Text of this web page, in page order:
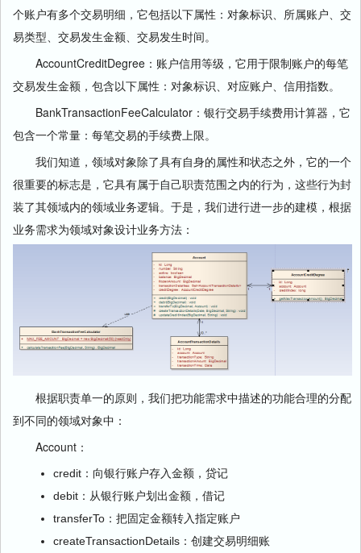
个账户有多个交易明细，它包括以下属性：对象标识、所属账户、交
易类型、交易发生金额、交易发生时间。
AccountCreditDegree：账户信用等级，它用于限制账户的每笔
交易发生金额，包含以下属性：对象标识、对应账户、信用指数。
BankTransactionFeeCalculator：银行交易手续费用计算器，它
包含一个常量：每笔交易的手续费上限。
我们知道，领域对象除了具有自身的属性和状态之外，它的一个
很重要的标志是，它具有属于自己职责范围之内的行为，这些行为封
装了其领域内的领域业务逻辑。于是，我们进行进一步的建模，根据
业务需求为领域对象设计业务方法：
根据职责单一的原则，我们把功能需求中描述的功能合理的分配
到不同的领域对象中：
Account：
credit：向银行账户存入金额，贷记
debit：从银行账户划出金额，借记
transferTo：把固定金额转入指定账户
createTransactionDetails：创建交易明细账